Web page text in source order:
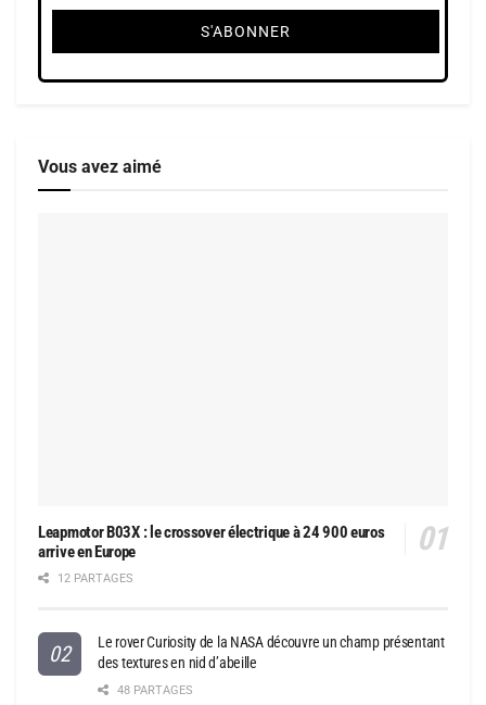
Vous avez aimé
Leapmotor B03X : le crossover électrique à 24 900 euros
arrive en Europe
12 PARTAGES
Le rover Curiosity de la NASA découvre un champ présentant
des textures en nid d’abeille
48 PARTAGES